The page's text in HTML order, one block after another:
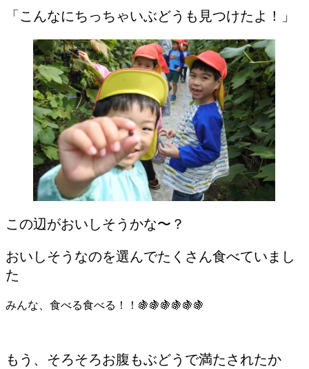
「こんなにちっちゃいぶどうも見つけたよ！」
この辺がおいしそうかな〜？
おいしそうなのを選んでたくさん食べていまし
た
みんな、食べる食べる！！🍇🍇🍇🍇🍇🍇
もう、そろそろお腹もぶどうで満たされたか